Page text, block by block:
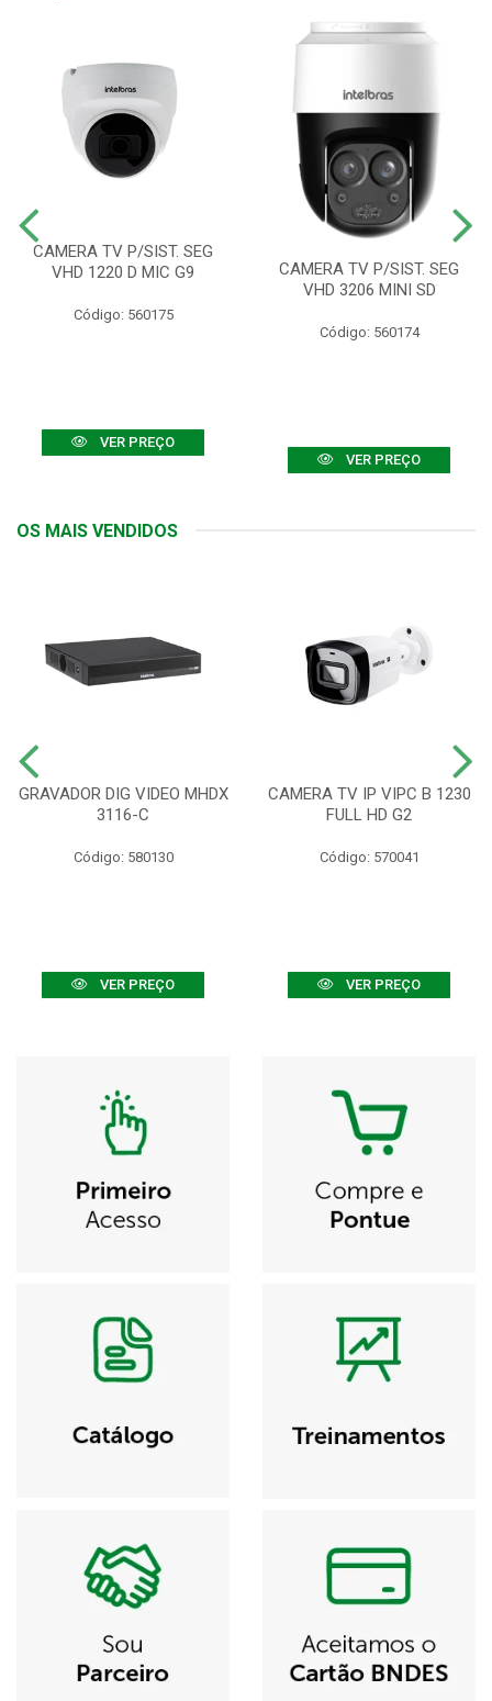
CAMERA TV P/SIST. SEG
VHD 1220 D MIC G9
Código: 560175
VER PREÇO
CAMERA TV P/SIST. SEG
VHD 3206 MINI SD
Código: 560174
VER PREÇO
OS MAIS VENDIDOS
GRAVADOR DIG VIDEO MHDX
3116-C
Código: 580130
VER PREÇO
CAMERA TV IP VIPC B 1230
FULL HD G2
Código: 570041
VER PREÇO